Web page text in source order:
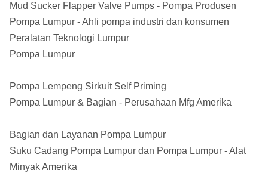
Mud Sucker Flapper Valve Pumps - Pompa Produsen
Pompa Lumpur - Ahli pompa industri dan konsumen
Peralatan Teknologi Lumpur
Pompa Lumpur
Pompa Lempeng Sirkuit Self Priming
Pompa Lumpur & Bagian - Perusahaan Mfg Amerika
Bagian dan Layanan Pompa Lumpur
Suku Cadang Pompa Lumpur dan Pompa Lumpur - Alat
Minyak Amerika